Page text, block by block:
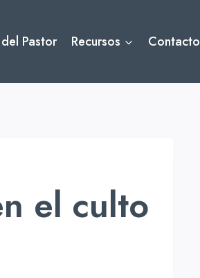
Pastor Recursos Contacto
el culto